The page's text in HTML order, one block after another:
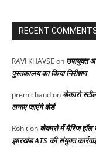
RECENT
RAVI KHAVSE on उपायुक्त
पुस्तकालय का किया निरीक्षण
prem chandon बोकारो
लगाए जाएंगे बोर्ड
Rohiton बोकारो में मैरिज
झारखंड ATS की संयुक्त